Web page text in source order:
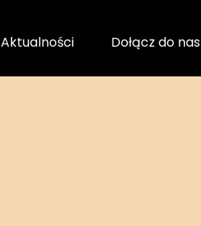
Aktualności Dołącz do nas